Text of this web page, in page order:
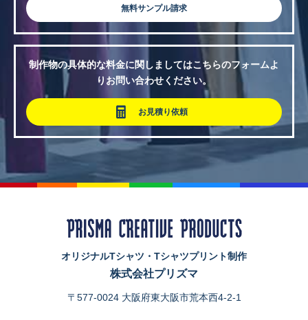
無料サンプル請求
制作物の具体的な料金に関しましてはこちらのフォームよ
りお問い合わせください。
お見積り依頼
オリジナルTシャツ・Tシャツプリント制作
株式会社プリズマ
〒577-0024 大阪府東大阪市荒本西4-2-1